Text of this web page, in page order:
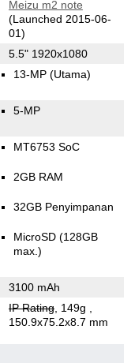
Meizu m2 note
(Launched 2015-06-
01)
5.5" 1920x1080
13-MP (Utama)
5-MP
MT6753 SoC
2GB RAM
32GB Penyimpanan
MicroSD (128GB
max.)
3100 mAh
IP Rating, 149g
150.9x75.2x8.7 mm